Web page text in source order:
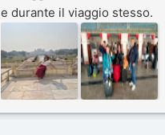
e durante il viaggio stesso.
Siamo stati 3 settimane in
India a novembre 2025, 5
amici e il viaggio alla scoperta
del Rajasthan e Varanasi è